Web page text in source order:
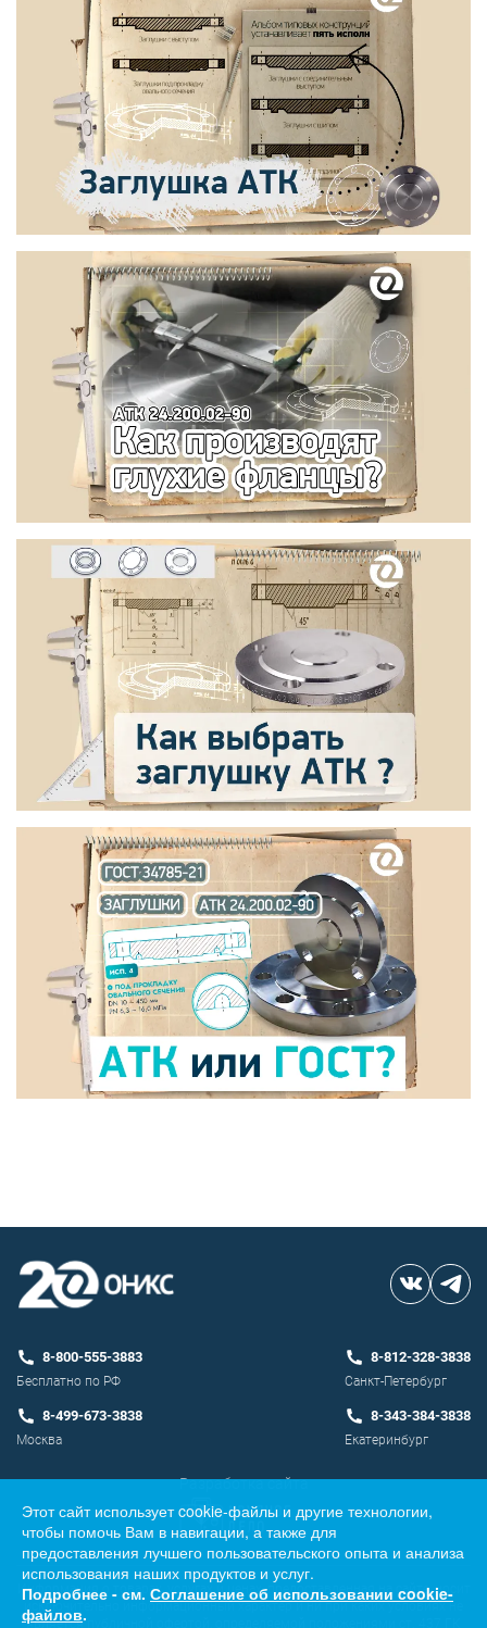
8-800-555-3883
Бесплатно по РФ
8-812-328-3838
Санкт-Петербург
8-499-673-3838
Москва
8-343-384-3838
Екатеринбург
Разработка сайта
Информация о товарах, услугах и ценах, предоставленная на сайте, носит
исключительно информационный характер и ни при каких условиях не
является публичной офертой, определяемой положениями ст. 437 ГК
Этот сайт использует cookie-файлы и другие технологии,
чтобы помочь Вам в навигации, а также для
предоставления лучшего пользовательского опыта и анализа
использования наших продуктов и услуг.
Подробнее - см. Соглашение об использовании cookie-
файлов.